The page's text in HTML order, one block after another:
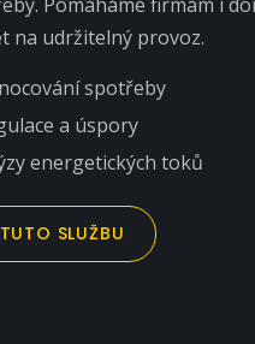
na udržitelný provoz.
spotřeby
a úspory
energetických toků
SLUŽBU